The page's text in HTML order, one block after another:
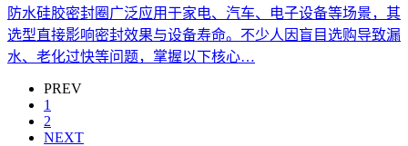
防水硅胶密封圈广泛应用于家电、汽车、电子设备等场景，其
选型直接影响密封效果与设备寿命。不少人因盲目选购导致漏
水、老化过快等问题，掌握以下核心…
PREV
1
2
NEXT